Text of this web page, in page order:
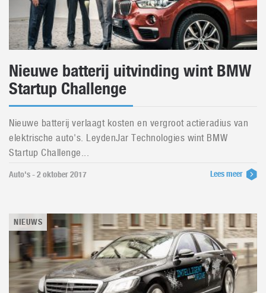
Nieuwe batterij uitvinding wint BMW
Startup Challenge
Nieuwe batterij verlaagt kosten en vergroot actieradius van
elektrische auto's. LeydenJar Technologies wint BMW
Startup Challenge...
Auto's - 2 oktober 2017 Lees meer
NIEUWS